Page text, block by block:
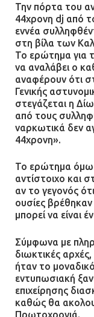
Την πόρτα του
44χρονη dj από
εννέα
στη βίλα των
Το ερώτημα για
να αναλάβει ο
αναφέρουν ότι
Γενικής
στεγάζεται η
από τους
ναρκωτικά δεν
44χρονη».
Το ερώτημα όμως
αντίστοιχο και
αν το γεγονός
ουσίες
μπορεί να είναι
Σύμφωνα με
διωκτικές
ήταν το
εντυπωσιακή
επιχείρησης
καθώς θα
Πρωτοχρονιά.